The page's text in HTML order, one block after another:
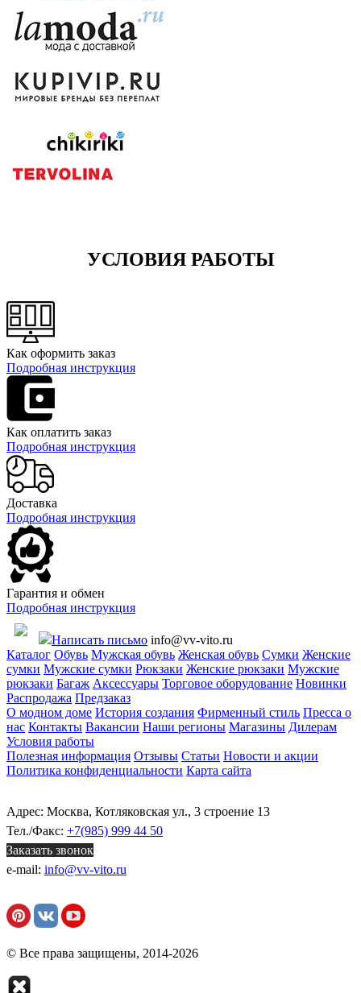
УСЛОВИЯ РАБОТЫ
Как оформить заказ
Подробная инструкция
Как оплатить заказ
Подробная инструкция
Доставка
Подробная инструкция
Гарантия и обмен
Подробная инструкция
Написать письмо info@vv-vito.ru
Каталог Обувь Мужская обувь Женская обувь Сумки Женские
сумки Мужские сумки Рюкзаки Женские рюкзаки Мужские
рюкзаки Багаж Аксессуары Торговое оборудование Новинки
Распродажа Предзаказ
О модном доме История создания Фирменный стиль Пресса о
нас Контакты Вакансии Наши регионы Магазины Дилерам
Условия работы
Полезная информация Отзывы Статьи Новости и акции
Политика конфиденциальности Карта сайта
Адрес: Москва, Котляковская ул., 3 строение 13
Тел./Факс: +7(985) 999 44 50
Заказать звонок
e-mail: info@vv-vito.ru
© Все права защищены, 2014-2026